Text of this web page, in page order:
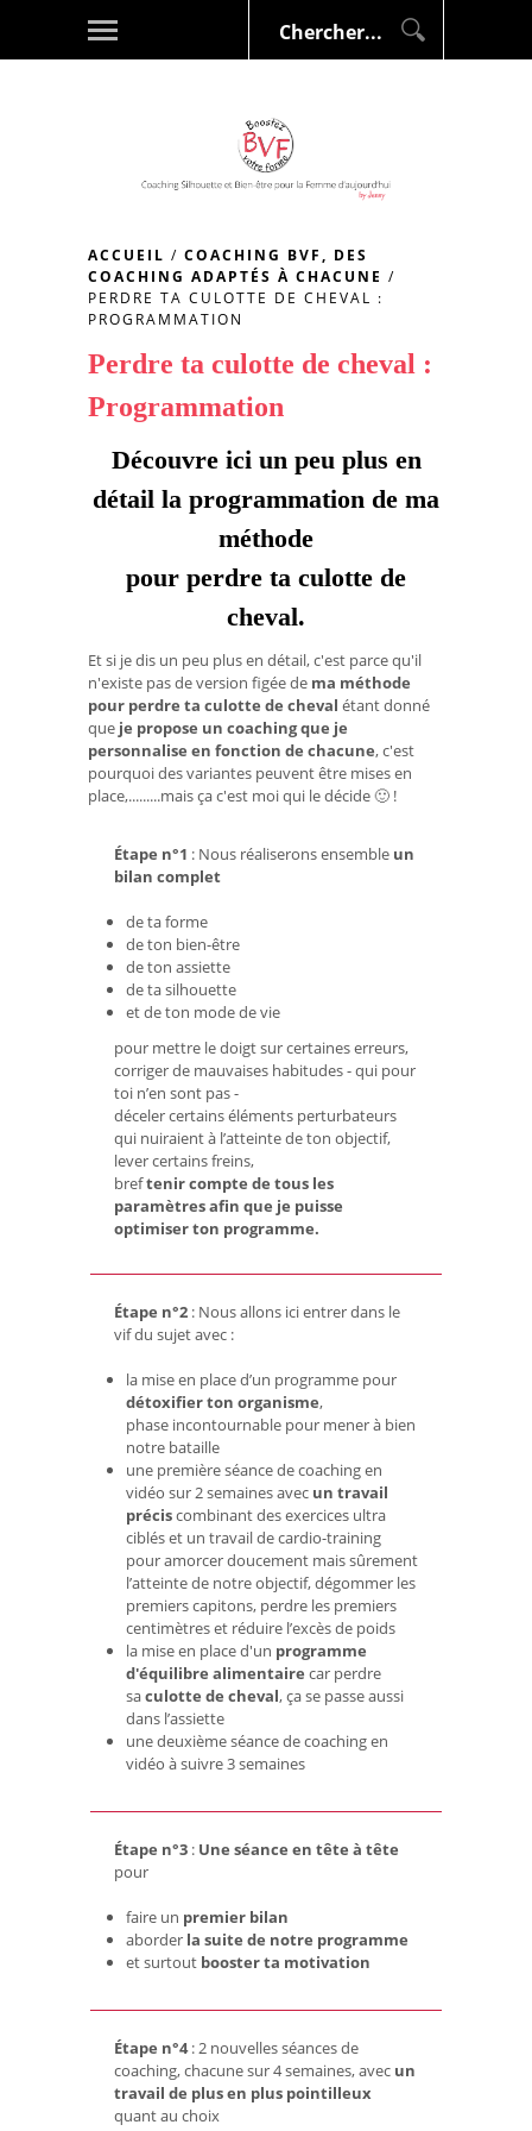
ACCUEIL / COACHING BVF, DES
COACHING ADAPTÉS À CHACUNE /
PERDRE TA CULOTTE DE CHEVAL :
PROGRAMMATION
Perdre ta culotte de cheval :
Programmation
Découvre ici un peu plus en
détail la programmation de ma
méthode
pour perdre ta culotte de
cheval.
Et si je dis un peu plus en détail, c'est parce qu'il
n'existe pas de version figée de ma méthode
pour perdre ta culotte de cheval étant donné
que je propose un coaching que je
personnalise en fonction de chacune, c'est
pourquoi des variantes peuvent être mises en
place,.........mais ça c'est moi qui le décide 🙂 !
Étape n°1 : Nous réaliserons ensemble un
bilan complet
de ta forme
de ton bien-être
de ton assiette
de ta silhouette
et de ton mode de vie
pour mettre le doigt sur certaines erreurs,
corriger de mauvaises habitudes - qui pour
toi n’en sont pas -
déceler certains éléments perturbateurs
qui nuiraient à l’atteinte de ton objectif,
lever certains freins,
breftenir compte de tous les
paramètres afin que je puisse
optimiser ton programme.
Étape n°2 : Nous allons ici entrer dans le
vif du sujet avec :
la mise en place d’un programme pour
détoxifier ton organisme,
phase incontournable pour mener à bien
notre bataille
une première séance de coaching en
vidéo sur 2 semaines avec un travail
préciscombinant des exercices ultra
ciblés et un travail de cardio-training
pour amorcer doucement mais sûrement
l’atteinte de notre objectif, dégommer les
premiers capitons, perdre les premiers
centimètres et réduire l’excès de poids
la mise en place d'un programme
d'équilibre alimentaire car perdre
saculotte de cheval, ça se passe aussi
dans l’assiette
une deuxième séance de coaching en
vidéo à suivre 3 semaines
Étape n°3 : Une séance en tête à tête
pour
faire un premier bilan
aborder la suite de notre programme
et surtout booster ta motivation
Étape n°4: 2 nouvelles séances de
coaching, chacune sur 4 semaines, avec un
travail de plus en plus pointilleux
quant au choix